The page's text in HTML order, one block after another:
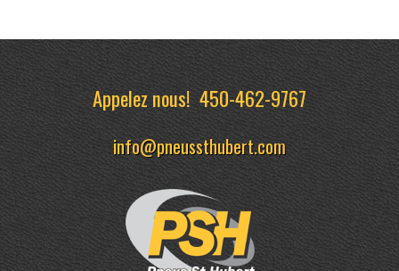
Appelez nous!450-462-9767
info@pneussthubert.com